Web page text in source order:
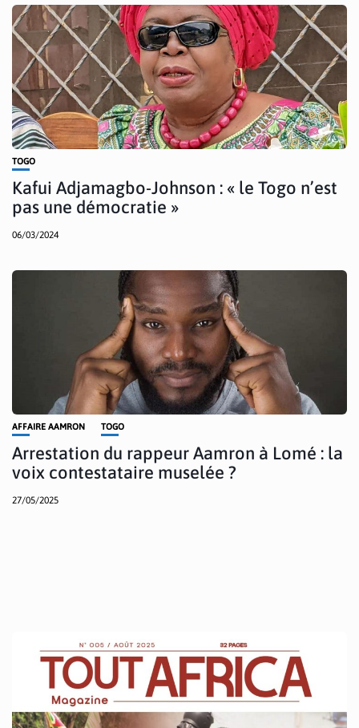
TOGO
Kafui Adjamagbo-Johnson : « le Togo n’est
pas une démocratie »
06/03/2024
AFFAIRE AAMRON TOGO
Arrestation du rappeur Aamron à Lomé : la
voix contestataire muselée ?
27/05/2025